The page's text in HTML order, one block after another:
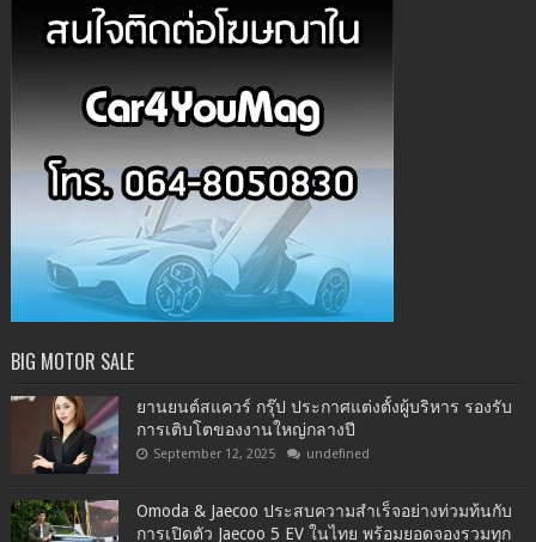
BIG MOTOR SALE
ยานยนต์สแควร์ กรุ๊ป ประกาศแต่งตั้งผู้บริหาร รองรับ
การเติบโตของงานใหญ่กลางปี
September 12, 2025 undefined
Omoda & Jaecoo ประสบความสำเร็จอย่างท่วมท้นกับ
การเปิดตัว Jaecoo 5 EV ในไทย พร้อมยอดจองรวมทุก